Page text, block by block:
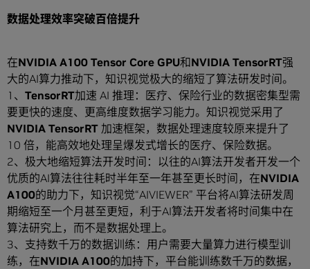
数据处理效率突破百倍提升
在NVIDIA A100 Tensor Core GPU和NVIDIA TensorRT强
大的AI算力推动下，知识视觉极大的缩短了算法研发时间。
1、 TensorRT加速 AI 推理：医疗、保险行业的数据密集型需
要更快的速度、更高维度数据学习能力。知识视觉采用了
NVIDIA TensorRT 加速框架，数据处理速度较原来提升了
10 倍，能高效地处理呈爆发式增长的医疗、保险数据。
2、极大地缩短算法开发时间：以往的AI算法开发者开发一个
优质的AI算法往往耗时半年至一年甚至更长时间，在NVIDIA
A100的助力下，知识视觉“AIVIEWER” 平台将AI算法研发周
期缩短至一个月甚至更短，利于AI算法开发者将时间集中在
算法研究上，而不是数据处理上。
3、支持数千万的数据训练：用户需要大量算力进行模型训
练，在NVIDIA A100的加持下，平台能训练数千万的数据，